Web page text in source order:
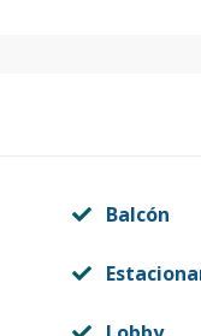
Balcón